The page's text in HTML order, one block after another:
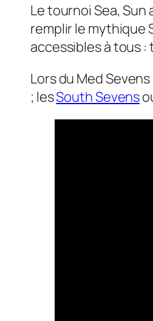
Le tournoi Sea, Sun
remplir le mythique
accessibles à tous
Lors du Med
; lesSouth Sevens